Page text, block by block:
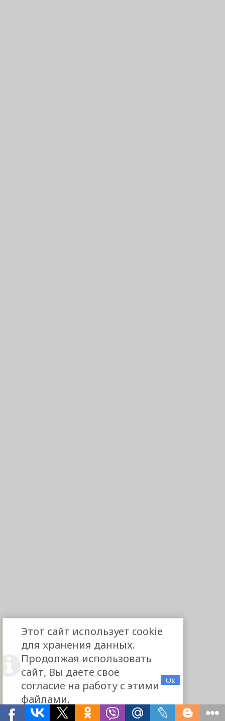
Этот сайт использует cookie
для хранения данных.
Продолжая использовать
сайт, Вы даете свое
согласие на работу с этими
файлами.